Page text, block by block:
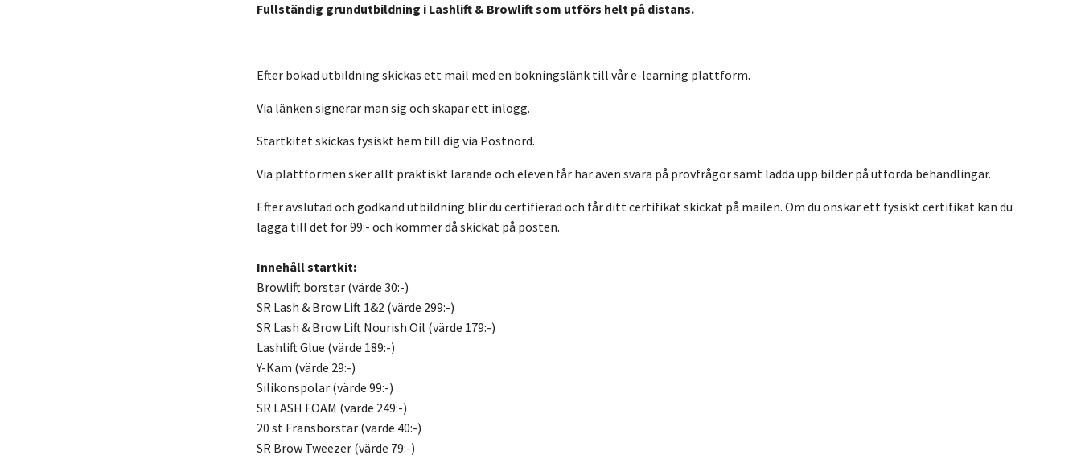
Fullständig grundutbildning i Lashlift & Browlift som utförs helt på distans.
Efter bokad utbildning skickas ett mail med en bokningslänk till vår e-learning plattform.
Via länken signerar man sig och skapar ett inlogg.
Startkitet skickas fysiskt hem till dig via Postnord.
Via plattformen sker allt praktiskt lärande och eleven får här även svara på provfrågor samt ladda upp bilder på utförda behandlingar.
Efter avslutad och godkänd utbildning blir du certifierad och får ditt certifikat skickat på mailen. Om du önskar ett fysiskt certifikat kan du
lägga till det för 99:- och kommer då skickat på posten.
Innehåll startkit:
Browlift borstar (värde 30:-)
SR Lash & Brow Lift 1&2 (värde 299:-)
SR Lash & Brow Lift Nourish Oil (värde 179:-)
Lashlift Glue (värde 189:-)
Y-Kam (värde 29:-)
Silikonspolar (värde 99:-)
SR LASH FOAM (värde 249:-)
20 st Fransborstar (värde 40:-)
SR Brow Tweezer (värde 79:-)